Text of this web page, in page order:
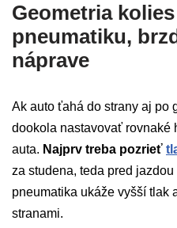
Geometria
pneumatiku,
náprave
Ak auto ťahá do strany aj po
dookola nastavovať rovnaké
auta. Najprv treba pozrieť
za studena, teda pred
pneumatika ukáže vyšší tlak
stranami.